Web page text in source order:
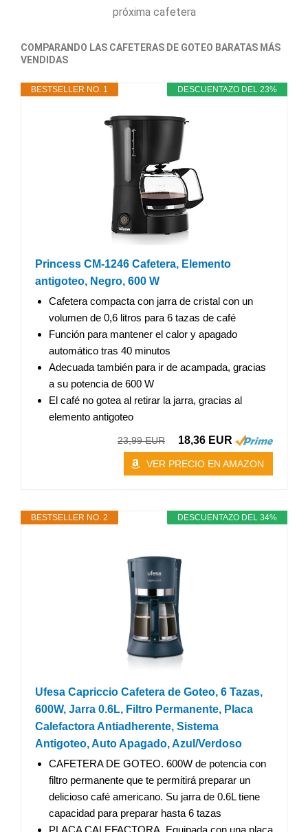
próxima cafetera
COMPARANDO LAS CAFETERAS DE GOTEO BARATAS MÁS
VENDIDAS
DESCUENTAZO DEL 23%
BESTSELLER NO. 1
Princess CM-1246 Cafetera, Elemento
antigoteo, Negro, 600 W
Cafetera compacta con jarra de cristal con un
volumen de 0,6 litros para 6 tazas de café
Función para mantener el calor y apagado
automático tras 40 minutos
Adecuada también para ir de acampada, gracias
a su potencia de 600 W
El café no gotea al retirar la jarra, gracias al
elemento antigoteo
23,99 EUR 18,36 EUR
VER PRECIO EN AMAZON
DESCUENTAZO DEL 34%
BESTSELLER NO. 2
Ufesa Capriccio Cafetera de Goteo, 6 Tazas,
600W, Jarra 0.6L, Filtro Permanente, Placa
Calefactora Antiadherente, Sistema
Antigoteo, Auto Apagado, Azul/Verdoso
CAFETERA DE GOTEO. 600W de potencia con
filtro permanente que te permitirá preparar un
delicioso café americano. Su jarra de 0.6L tiene
capacidad para preparar hasta 6 tazas
PLACA CALEFACTORA. Equipada con una placa